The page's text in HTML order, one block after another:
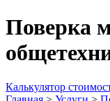
Поверка
Калькулятор